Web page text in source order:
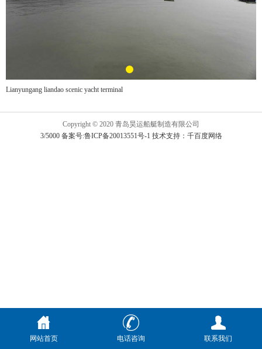
Lianyungang liandao scenic yacht terminal
Copyright © 2020 青岛昊运船艇制造有限公司
3/5000 备案号:鲁ICP备20013551号-1 技术支持：千百度网络
网站首页 电话咨询 联系我们